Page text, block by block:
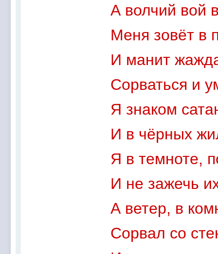
А волчий вой
Меня зовёт в
И манит
Сорваться и
Я знаком
И в чёрных
Я в темноте,
И не зажечь
А ветер, в
Сорвал со